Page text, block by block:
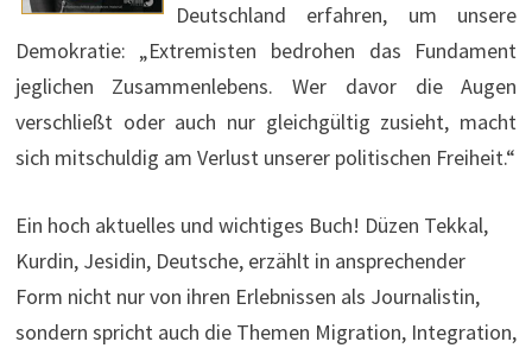
Deutschland erfahren, um unsere
Demokratie: „Extremisten bedrohen das Fundament
jeglichen Zusammenlebens. Wer davor die Augen
verschließt oder auch nur gleichgültig zusieht, macht
sich mitschuldig am Verlust unserer politischen Freiheit.“
Ein hoch aktuelles und wichtiges Buch! Düzen Tekkal,
Kurdin, Jesidin, Deutsche, erzählt in ansprechender
Form nicht nur von ihren Erlebnissen als Journalistin,
sondern spricht auch die Themen Migration, Integration,